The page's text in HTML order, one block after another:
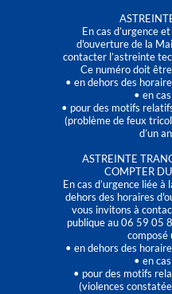
En cas d’urgence
d'ouverture de la
contacter l’astreinte
Ce numéro doit
• en dehors des
• en
• pour des motifs
(problème de feux
d’un
ASTREINTE
COMPTER
En cas d’urgence liée
dehors des horaires
vous invitons à
publique au 06 59 05
composé
• en dehors des
• en
• pour des motifs
(violences